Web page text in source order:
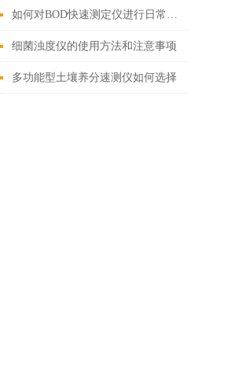
如何对BOD快速测定仪进行日常维护和保养？
细菌浊度仪的使用方法和注意事项
多功能型土壤养分速测仪如何选择